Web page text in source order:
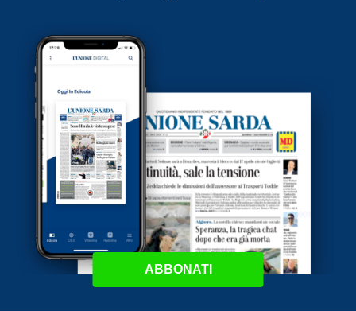
ABBONATI